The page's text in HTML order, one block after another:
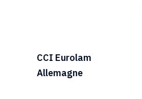
CCI Eurolam
Allemagne